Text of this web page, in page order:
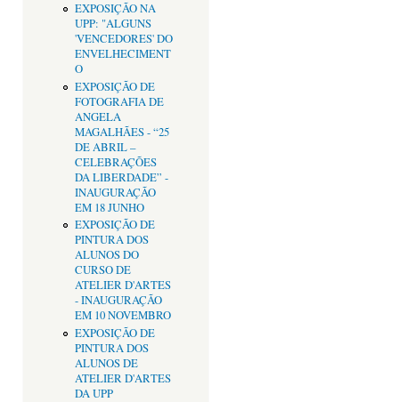
EXPOSIÇÃO NA
UPP: "ALGUNS
'VENCEDORES' DO
ENVELHECIMENT
O
EXPOSIÇÃO DE
FOTOGRAFIA DE
ANGELA
MAGALHÃES - “25
DE ABRIL –
CELEBRAÇÕES
DA LIBERDADE” -
INAUGURAÇÃO
EM 18 JUNHO
EXPOSIÇÃO DE
PINTURA DOS
ALUNOS DO
CURSO DE
ATELIER D'ARTES
- INAUGURAÇÃO
EM 10 NOVEMBRO
EXPOSIÇÃO DE
PINTURA DOS
ALUNOS DE
ATELIER D'ARTES
DA UPP